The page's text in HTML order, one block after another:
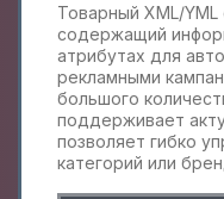
Товарный XML/
содержащий
атрибутах для
рекламными
большого
поддерживает
позволяет гибко
категорий или